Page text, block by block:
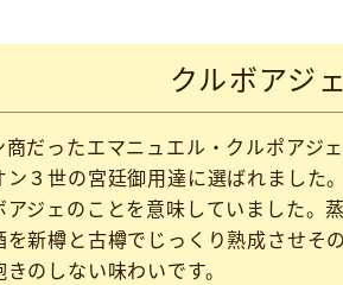
クルボアジ
だったエマニュエル・クルポアジ
３世の宮廷御用達に選ばれまし
ジェのことを意味していました
新樽と古樽でじっくり熟成させそ
のしない味わいです。